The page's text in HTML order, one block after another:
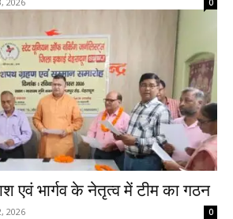
0
एवं भार्गव के नेतृत्व में टीम का गठन
2026 0